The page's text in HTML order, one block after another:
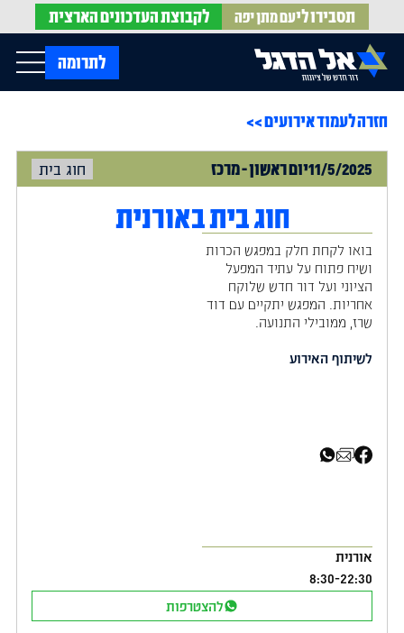
תסבירו ליעם מתן יפה לקבוצתהעדכונים הארצית
בית
עלינו
אירועים
חדשות אל הדגל
עדכונים מהשטח
הופעות בתקשורת
חמ"ל הגיוס
צרו קשר
EN
לתרומה Menu
חזרה לעמוד אירועים >>
11/5/2025יוםראשון-מרכז חוג בית
חוג בית באורנית
בואו לקחת חלק במפגש הכרות
ושיח פתוח על עתיד המפעל
הציוני ועל דור חדש שלוקח
אחריות. המפגש יתקיים עם דוד
שרז, ממובילי התנועה.
לשיתוף האירוע
אורנית
8:30-22:30
להצטרפות